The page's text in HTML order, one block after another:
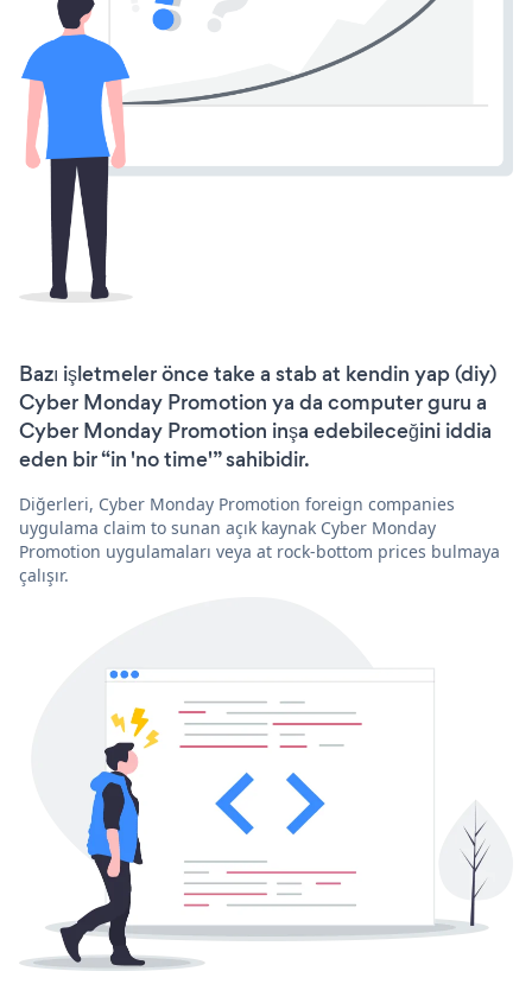
Bazı işletmeler önce take a stab at kendin yap (diy)
Cyber Monday Promotion ya da computer guru a
Cyber Monday Promotion inşa edebileceğini iddia
eden bir “in 'no time'” sahibidir.
Diğerleri, Cyber Monday Promotion foreign companies
uygulama claim to sunan açık kaynak Cyber Monday
Promotion uygulamaları veya at rock-bottom prices bulmaya
çalışır.